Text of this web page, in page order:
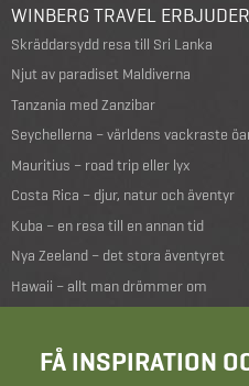
WINBERG TRAVEL
Skräddarsydd resa till Sri Lanka
Njut av paradiset Maldiverna
Tanzania med Zanzibar
Seychellerna – världens vackraste
Mauritius – road trip eller lyx
Costa Rica – djur, natur och äventyr
Kuba – en resa till en annan tid
Nya Zeeland – det stora äventyret
Hawaii – allt man drömmer om
FÅ INSPIRATION